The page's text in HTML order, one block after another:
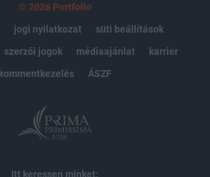
© 2026 Portfolio
jogi nyilatkozat
süti beállítások
szerzői jogok médiaajánlat
karrier
kommentkezelés
ÁSZF
Itt keressen minket: